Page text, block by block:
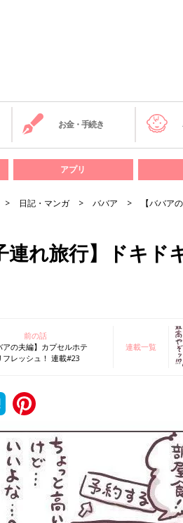
お金・手続き
アプリ
日記・マンガ ババア 【ババア
連れ旅行】ドキ
前の話
アの夫編】カプセルホテ
フレッシュ！ 連載#23
連載一覧